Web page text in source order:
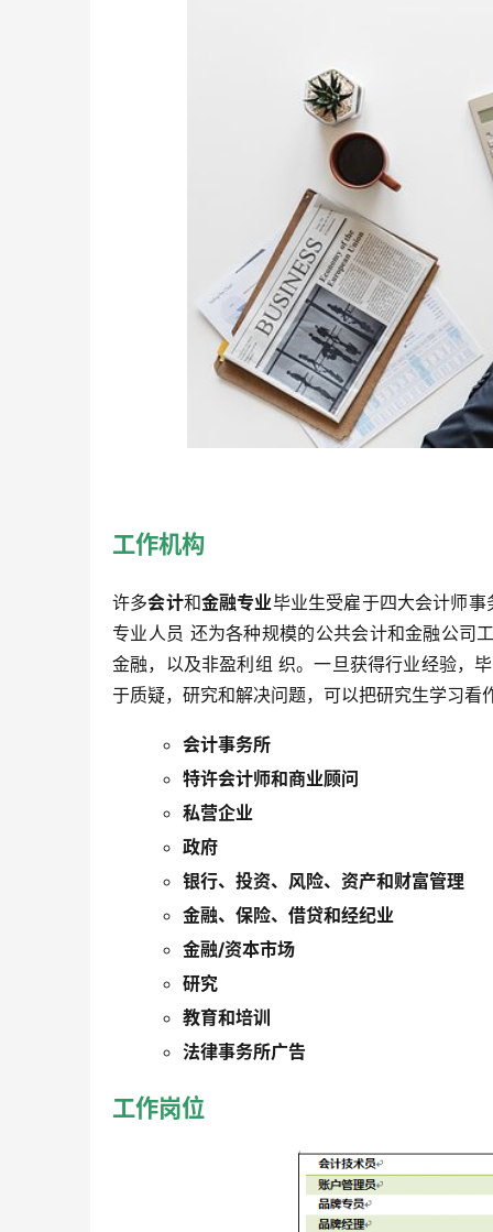
工作机构
许多会计和金融专业毕业生受雇于四大会计师
专业人员 还为各种规模的公共会计和金融公司
金融，以及非盈利组 织。一旦获得行业经验，
于质疑，研究和解决问题，可以把研究生学习看
会计事务所
特许会计师和商业顾问
私营企业
政府
银行、投资、风险、资产和财富管理
金融、保险、借贷和经纪业
金融/资本市场
研究
教育和培训
法律事务所广告
工作岗位